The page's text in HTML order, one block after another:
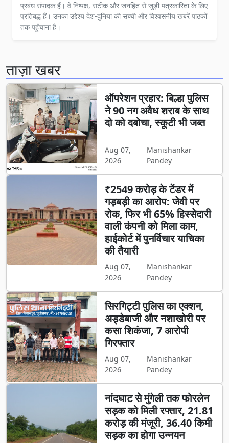
प्रबंध संपादक हैं। वे निष्पक्ष, सटीक और जनहित से जुड़ी पत्रकारिता के लिए
प्रतिबद्ध हैं। उनका उद्देश्य देश-दुनिया की सच्ची और विश्वसनीय खबरें पाठकों
तक पहुँचाना है।
ताज़ा खबर
ऑपरेशन प्रहार: बिल्हा पुलिस
ने 90 नग अवैध शराब के साथ
दो को दबोचा, स्कूटी भी जब्त
Aug 07,
2026
Manishankar
Pandey
₹2549 करोड़ के टेंडर में
गड़बड़ी का आरोप: जेवी पर
रोक, फिर भी 65% हिस्सेदारी
वाली कंपनी को मिला काम,
हाईकोर्ट में पुनर्विचार याचिका
की तैयारी
Aug 07,
2026
Manishankar
Pandey
सिरगिट्टी पुलिस का एक्शन,
अड्डेबाजी और नशाखोरी पर
कसा शिकंजा, 7 आरोपी
गिरफ्तार
Aug 07,
2026
Manishankar
Pandey
नांदघाट से मुंगेली तक फोरलेन
सड़क को मिली रफ्तार, 21.81
करोड़ की मंजूरी, 36.40 किमी
सड़क का होगा उन्नयन